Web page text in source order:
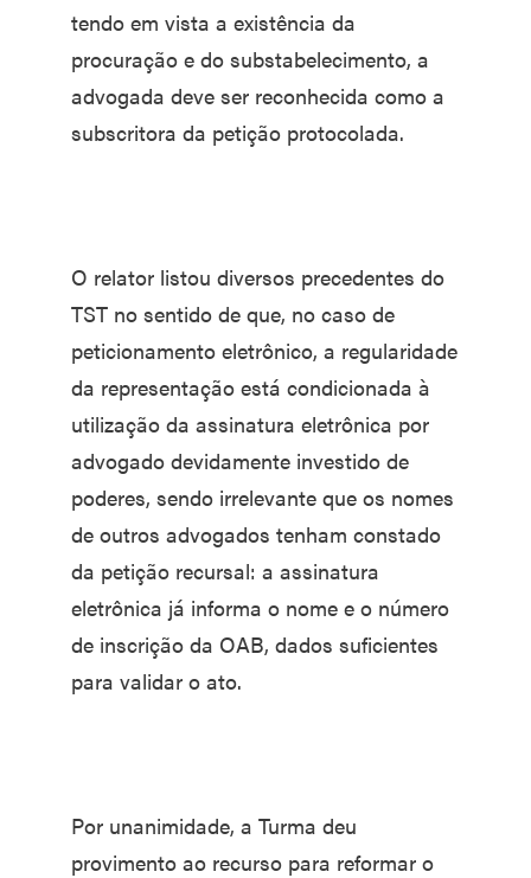
tendo em vista a existência da
procuração e do substabelecimento, a
advogada deve ser reconhecida como a
subscritora da petição protocolada.
O relator listou diversos precedentes do
TST no sentido de que, no caso de
peticionamento eletrônico, a regularidade
da representação está condicionada à
utilização da assinatura eletrônica por
advogado devidamente investido de
poderes, sendo irrelevante que os nomes
de outros advogados tenham constado
da petição recursal: a assinatura
eletrônica já informa o nome e o número
de inscrição da OAB, dados suficientes
para validar o ato.
Por unanimidade, a Turma deu
provimento ao recurso para reformar o